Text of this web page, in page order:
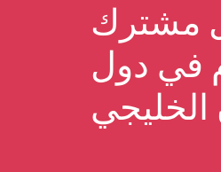
مشترك
في دول